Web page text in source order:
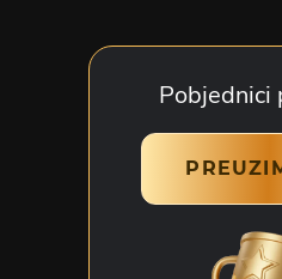
Pobjednici